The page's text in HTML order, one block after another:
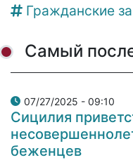
Гражданские
Самый
07/27/2025 - 09:10
Сицилия
беженцев